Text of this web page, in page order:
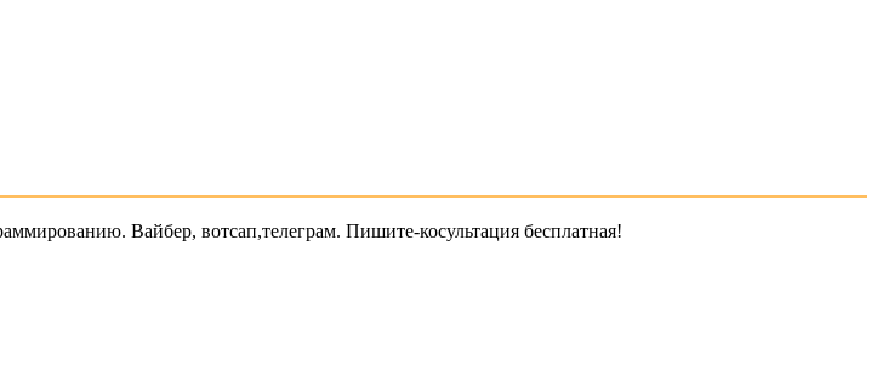
Вайбер, вотсап,телеграм. Пишите-косультация бесплатная!